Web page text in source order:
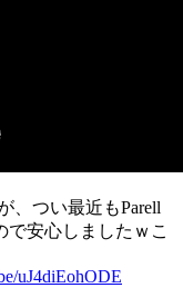
、つい最近もParell
で安心しましたｗこ
uJ4diEohODE